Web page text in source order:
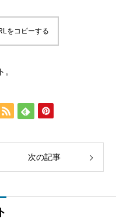
をコピーする
次の記事